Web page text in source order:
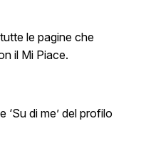
le pagine che
il Mi Piace.
di me’ del profilo